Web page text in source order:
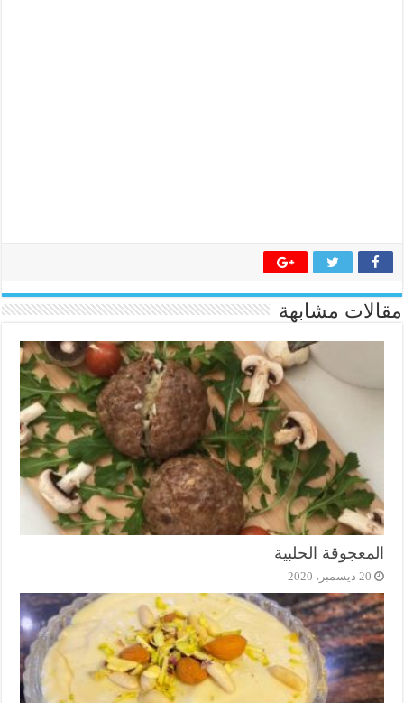
مقالات مشابهة
المعجوقة الحلبية
20 ديسمبر، 2020